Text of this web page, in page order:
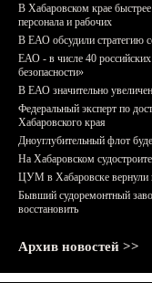
В Хабаровском крае быстрее
персонала и рабочих
В ЕАО обсудили стратегию
ЕАО - в числе 40
безопасности»
В ЕАО значительно
Федеральный эксперт по
Хабаровского края
Дноуглубительный флот
На Хабаровском
ЦУМ в Хабаровске вернули
Бывший судоремонтный
восстановить
Архив новостей >>